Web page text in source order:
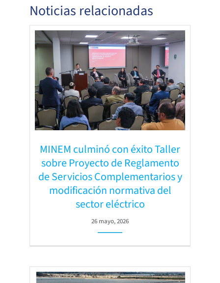
Noticias relacionadas
MINEM culminó con éxito Taller
sobre Proyecto de Reglamento
de Servicios Complementarios y
modificación normativa del
sector eléctrico
26 mayo, 2026